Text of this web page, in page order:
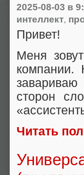
2025-08-03 в
интеллект,
Привет!
Меня
компании.
сторон
Читать